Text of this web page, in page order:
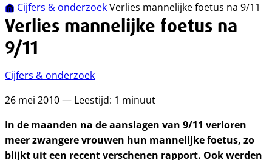
Cijfers & onderzoekVerlies mannelijke foetus na 9/11
Verlies mannelijke foetus na
9/11
Cijfers & onderzoek
26 mei 2010 — Leestijd: 1 minuut
In de maanden na de aanslagen van 9/11 verloren
meer zwangere vrouwen hun mannelijke foetus, zo
blijkt uit een recent verschenen rapport. Ook werden